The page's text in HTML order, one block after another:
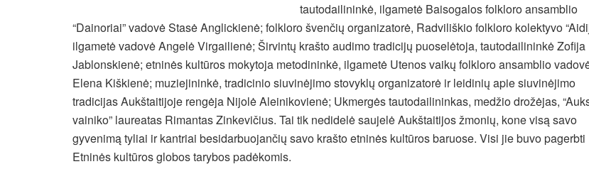
tautodailininkė, ilgametė Baisogalos folkloro ansamblio
“Dainoriai” vadovė Stasė Anglickienė; folkloro švenčių organizatorė, Radviliškio folkloro kolektyvo
ilgametė vadovė Angelė Virgailienė; Širvintų krašto audimo tradicijų puoselėtoja, tautodailininkė Zofija
Jablonskienė; etninės kultūros mokytoja metodininkė, ilgametė Utenos vaikų folkloro ansamblio
Elena Kiškienė; muziejininkė, tradicinio siuvinėjimo stovyklų organizatorė ir leidinių apie siuvinėjimo
tradicijas Aukštaitijoje rengėja Nijolė Aleinikovienė; Ukmergės tautodailininkas, medžio drožėjas,
vainiko” laureatas Rimantas Zinkevičius. Tai tik nedidelė saujelė Aukštaitijos žmonių, kone visą savo
gyvenimą tyliai ir kantriai besidarbuojančių savo krašto etninės kultūros baruose. Visi jie buvo pagerbti
Etninės kultūros globos tarybos padėkomis.